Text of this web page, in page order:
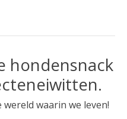
hondensnack
waarin we leven!